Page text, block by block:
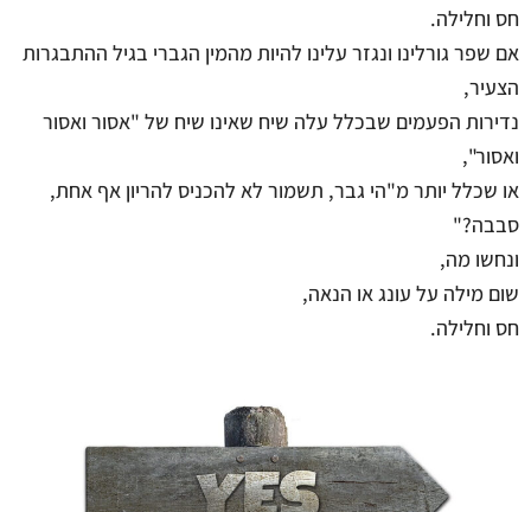
חס וחלילה.
אם שפר גורלינו ונגזר עלינו להיות מהמין הגברי בגיל ההתבגרות
הצעיר,
נדירות הפעמים שבכלל עלה שיח שאינו שיח של "אסור ואסור
ואסור",
או שכלל יותר מ"הי גבר, תשמור לא להכניס להריון אף אחת,
סבבה?"
ונחשו מה,
שום מילה על עונג או הנאה,
חס וחלילה.